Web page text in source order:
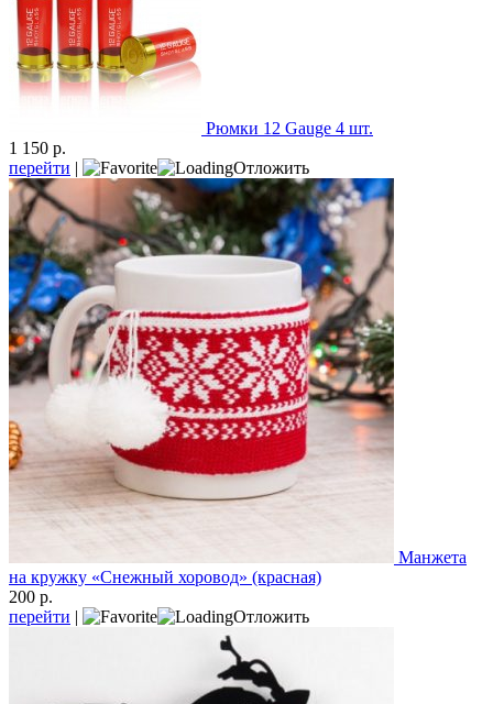
Рюмки 12 Gauge 4 шт.
1 150 р.
перейти | Отложить
Манжета
на кружку «Снежный хоровод» (красная)
200 р.
перейти | Отложить